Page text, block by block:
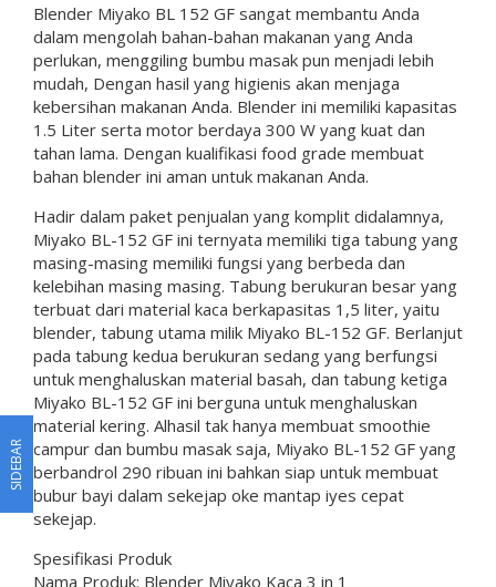
Blender Miyako BL 152 GF sangat membantu Anda
dalam mengolah bahan-bahan makanan yang Anda
perlukan, menggiling bumbu masak pun menjadi lebih
mudah, Dengan hasil yang higienis akan menjaga
kebersihan makanan Anda. Blender ini memiliki kapasitas
1.5 Liter serta motor berdaya 300 W yang kuat dan
tahan lama. Dengan kualifikasi food grade membuat
bahan blender ini aman untuk makanan Anda.
Hadir dalam paket penjualan yang komplit didalamnya,
Miyako BL-152 GF ini ternyata memiliki tiga tabung yang
masing-masing memiliki fungsi yang berbeda dan
kelebihan masing masing. Tabung berukuran besar yang
terbuat dari material kaca berkapasitas 1,5 liter, yaitu
blender, tabung utama milik Miyako BL-152 GF. Berlanjut
pada tabung kedua berukuran sedang yang berfungsi
untuk menghaluskan material basah, dan tabung ketiga
Miyako BL-152 GF ini berguna untuk menghaluskan
material kering. Alhasil tak hanya membuat smoothie
campur dan bumbu masak saja, Miyako BL-152 GF yang
berbandrol 290 ribuan ini bahkan siap untuk membuat
bubur bayi dalam sekejap oke mantap iyes cepat
sekejap.
Spesifikasi Produk
Nama Produk: Blender Miyako Kaca 3 in 1
SIDEBAR